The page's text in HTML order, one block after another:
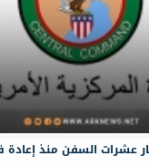
عشرات السفن منذ إعادة